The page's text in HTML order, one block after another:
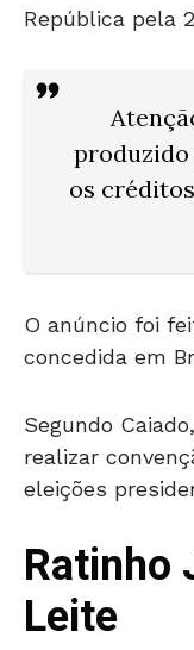
República pela
produzido
os
O anúncio foi
concedida em
Segundo
realizar
eleições
Ratinho
Leite